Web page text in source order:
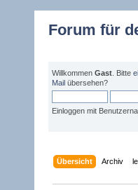
Forum für
Willkommen Gast . Bitte
Mail übersehen?
Einloggen mit
Übersicht Archiv